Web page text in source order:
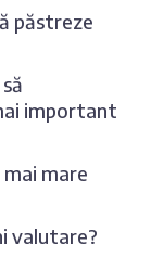
păstreze
important
mare
valutare?